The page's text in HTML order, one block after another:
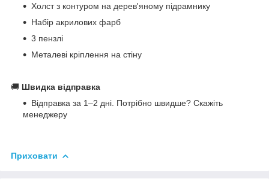
Холст з контуром на дерев'яному підрамнику
Набір акрилових фарб
3 пензлі
Металеві кріплення на стіну
🚚 Швидка відправка
Відправка за 1–2 дні. Потрібно швидше? Скажіть
менеджеру
Приховати